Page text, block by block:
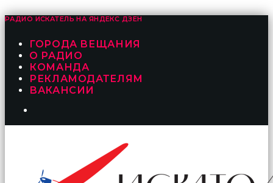
РАДИО ИСКАТЕЛЬ НА ЯНДЕКС ДЗЕН
ГОРОДА ВЕЩАНИЯ
О РАДИО
КОМАНДА
РЕКЛАМОДАТЕЛЯМ
ВАКАНСИИ